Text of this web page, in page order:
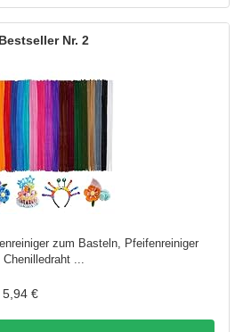
2
zum Basteln, Pfeifenreiniger
Chenilledraht ...
5,94 €